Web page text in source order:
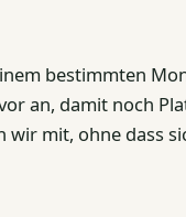
bestimmten
an, damit noch
wir mit, ohne dass